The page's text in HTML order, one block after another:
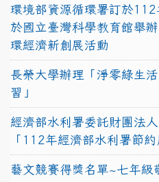
環境部資源循環署訂於
於國立臺灣科學教育館舉
環經濟新創展活動
長榮大學辦理「淨零綠生
習」
經濟部水利署委託財團法
「112年經濟部水利署節約
藝文競賽得獎名單~七年級